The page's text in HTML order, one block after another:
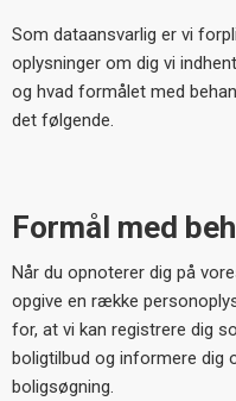
Som dataansvarlig er vi
oplysninger om dig vi
og hvad formålet med
det følgende.
Formål med
Når du opnoterer dig på
opgive en række
for, at vi kan registrere dig
boligtilbud og informere dig
boligsøgning.